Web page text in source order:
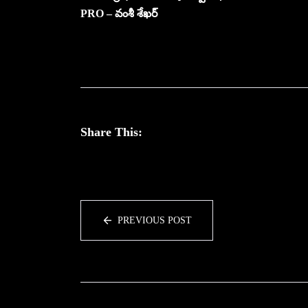
PRO – వంశీ శేఖర్
Share This:
PREVIOUS POST